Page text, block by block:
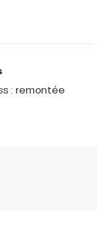
: remontée